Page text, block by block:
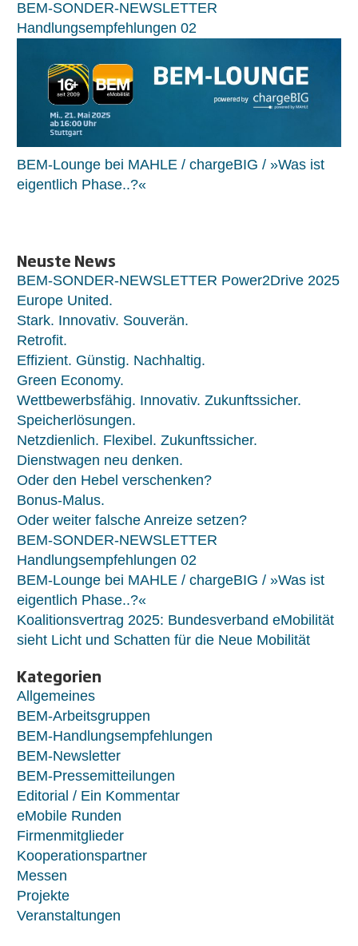
BEM-SONDER-NEWSLETTER
Handlungsempfehlungen 02
BEM-Lounge bei MAHLE / chargeBIG / »Was ist
eigentlich Phase..?«
Neuste News
BEM-SONDER-NEWSLETTER Power2Drive 2025
Europe United.
Stark. Innovativ. Souverän.
Retrofit.
Effizient. Günstig. Nachhaltig.
Green Economy.
Wettbewerbsfähig. Innovativ. Zukunftssicher.
Speicherlösungen.
Netzdienlich. Flexibel. Zukunftssicher.
Dienstwagen neu denken.
Oder den Hebel verschenken?
Bonus-Malus.
Oder weiter falsche Anreize setzen?
BEM-SONDER-NEWSLETTER
Handlungsempfehlungen 02
BEM-Lounge bei MAHLE / chargeBIG / »Was ist
eigentlich Phase..?«
Koalitionsvertrag 2025: Bundesverband eMobilität
sieht Licht und Schatten für die Neue Mobilität
Kategorien
Allgemeines
BEM-Arbeitsgruppen
BEM-Handlungsempfehlungen
BEM-Newsletter
BEM-Pressemitteilungen
Editorial / Ein Kommentar
eMobile Runden
Firmenmitglieder
Kooperationspartner
Messen
Projekte
Veranstaltungen